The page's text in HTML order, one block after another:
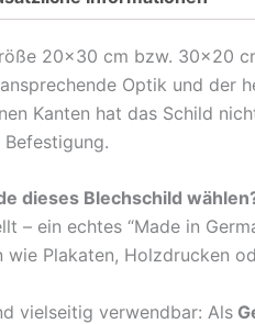
20×30 cm bzw. 30×20
Optik und der
Kanten hat das Schild
dieses Blechschild
– ein echtes “Made in
Plakaten, Holzdrucken
vielseitig verwendbar: Als